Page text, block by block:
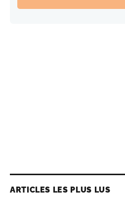
ARTICLES LES PLUS LUS